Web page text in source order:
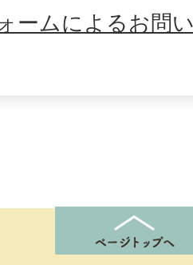
ームによるお問